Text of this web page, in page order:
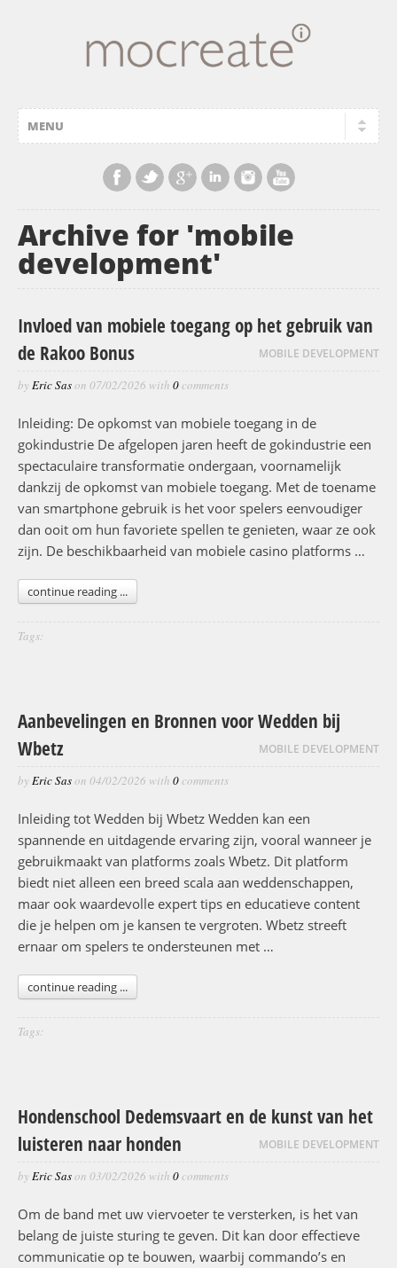
Archive for 'mobile
development'
Invloed van mobiele toegang op het gebruik van
de Rakoo Bonus
MOBILE DEVELOPMENT
byEric Sason 07/02/2026 with 0comments
Inleiding: De opkomst van mobiele toegang in de
gokindustrie De afgelopen jaren heeft de gokindustrie een
spectaculaire transformatie ondergaan, voornamelijk
dankzij de opkomst van mobiele toegang. Met de toename
van smartphone gebruik is het voor spelers eenvoudiger
dan ooit om hun favoriete spellen te genieten, waar ze ook
zijn. De beschikbaarheid van mobiele casino platforms …
continue reading ...
Tags:
Aanbevelingen en Bronnen voor Wedden bij
Wbetz
MOBILE DEVELOPMENT
byEric Sason 04/02/2026 with 0comments
Inleiding tot Wedden bij Wbetz Wedden kan een
spannende en uitdagende ervaring zijn, vooral wanneer je
gebruikmaakt van platforms zoals Wbetz. Dit platform
biedt niet alleen een breed scala aan weddenschappen,
maar ook waardevolle expert tips en educatieve content
die je helpen om je kansen te vergroten. Wbetz streeft
ernaar om spelers te ondersteunen met …
continue reading ...
Tags:
Hondenschool Dedemsvaart en de kunst van het
luisteren naar honden
MOBILE DEVELOPMENT
byEric Sason 03/02/2026 with 0comments
Om de band met uw viervoeter te versterken, is het van
belang de juiste sturing te geven. Dit kan door effectieve
communicatie op te bouwen, waarbij commando’s en